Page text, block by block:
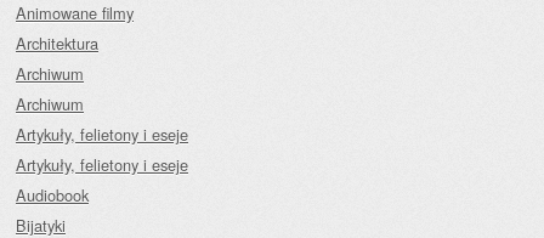
Animowane filmy
Architektura
Archiwum
Archiwum
Artykuły, felietony i eseje
Artykuły, felietony i eseje
Audiobook
Bijatyki